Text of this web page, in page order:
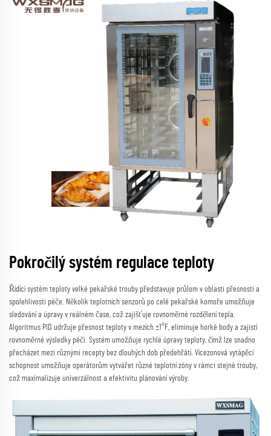
Pokročilý systém regulace teploty
Řídící systém teploty velké pekařské trouby představuje průlom v oblasti přesnosti a
spolehlivosti péče. Několik teplotních senzorů po celé pekařské komoře umožňuje
sledování a úpravy v reálném čase, což zajišťuje rovnoměrné rozdělení tepla.
Algoritmus PID udržuje přesnost teploty v mezích ±1°F, eliminuje horké body a zajistí
rovnoměrné výsledky péči. Systém umožňuje rychlé úpravy teploty, čímž lze snadno
přecházet mezi různými recepty bez dlouhých dob předehřátí. Vícezonová vytápěcí
schopnost umožňuje operátorům vytvářet různé teplotní zóny v rámci stejné trouby,
což maximalizuje univerzálnost a efektivitu plánování výroby.